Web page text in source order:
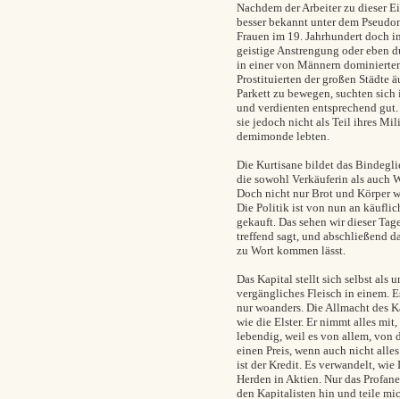
Nachdem der Arbeiter zu dieser
besser bekannt unter dem
Frauen im 19. Jahrhundert doch
geistige Anstrengung oder eben
in einer von Männern
Prostituierten der großen Städte
Parkett zu bewegen, suchten
und verdienten entsprechend
sie jedoch nicht als Teil ihres
demimonde lebten.
Die Kurtisane bildet das
die sowohl Verkäuferin als auch
Doch nicht nur Brot und Körper
Die Politik ist von nun an
gekauft. Das sehen wir dieser
treffend sagt, und abschließend
zu Wort kommen lässt.
Das Kapital stellt sich selbst als
vergängliches Fleisch in einem.
nur woanders. Die Allmacht des
wie die Elster. Er nimmt alles
lebendig, weil es von allem, von
einen Preis, wenn auch nicht
ist der Kredit. Es verwandelt,
Herden in Aktien. Nur das
den Kapitalisten hin und teile